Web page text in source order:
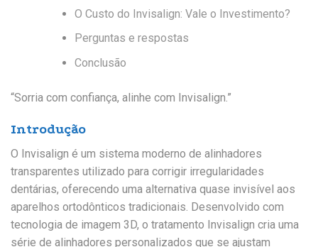
O Custo do Invisalign: Vale o Investimento?
Perguntas e respostas
Conclusão
“Sorria com confiança, alinhe com Invisalign.”
Introdução
O Invisalign é um sistema moderno de alinhadores
transparentes utilizado para corrigir irregularidades
dentárias, oferecendo uma alternativa quase invisível aos
aparelhos ortodônticos tradicionais. Desenvolvido com
tecnologia de imagem 3D, o tratamento Invisalign cria uma
série de alinhadores personalizados que se ajustam